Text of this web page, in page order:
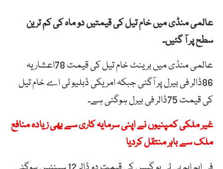
عالمی منڈی میں خام تیل کی قیمتیں دو ماہ کی کم ترین
سطح پر آ گئیں۔
عالمی منڈی میں برینٹ خام تیل کی قیمت 78اعشاریہ
86ڈالر فی بیرل پر آگئی جبکہ امریکی ڈبلیو ٹی اے خام تیل
کی قیمت 75ڈالر فی بیرل ہوگئی ہے۔
غیر ملکی کمپنیوں نے اپنی سرمایہ کاری سے بھی زیادہ منافع
ملک سے باہر منتقل کردیا